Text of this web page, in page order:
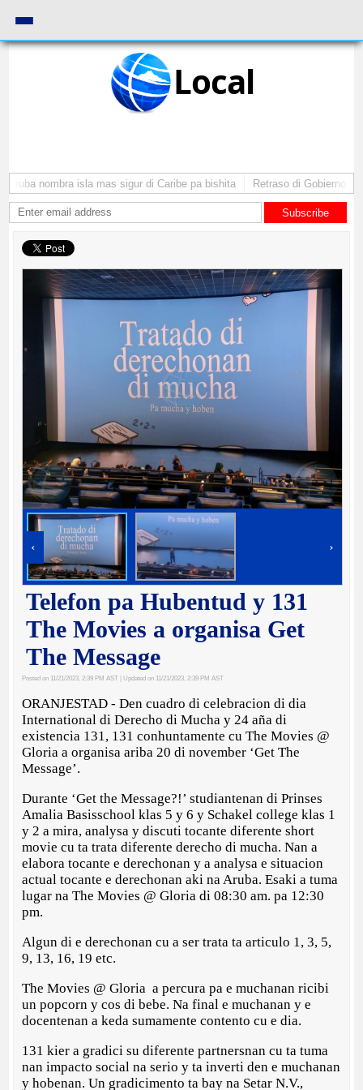
Local
nombra isla mas sigur di Caribe pa bishita Retraso di Gobierno ta
Subscribe
‹ ›
Telefon pa Hubentud y 131
The Movies a organisa Get
The Message
Posted on 11/21/2023, 2:39 PM AST | Updated on 11/21/2023, 2:39 PM AST
ORANJESTAD - Den cuadro di celebracion di dia
International di Derecho di Mucha y 24 aña di
existencia 131, 131 conhuntamente cu The Movies @
Gloria a organisa ariba 20 di november ‘Get The
Message’.
Durante ‘Get the Message?!’ studiantenan di Prinses
Amalia Basisschool klas 5 y 6 y Schakel college klas 1
y 2 a mira, analysa y discuti tocante diferente short
movie cu ta trata diferente derecho di mucha. Nan a
elabora tocante e derechonan y a analysa e situacion
actual tocante e derechonan aki na Aruba. Esaki a tuma
lugar na The Movies @ Gloria di 08:30 am. pa 12:30
pm.
Algun di e derechonan cu a ser trata ta articulo 1, 3, 5,
9, 13, 16, 19 etc.
The Movies @ Gloria a percura pa e muchanan ricibi
un popcorn y cos di bebe. Na final e muchanan y e
docentenan a keda sumamente contento cu e dia.
131 kier a gradici su diferente partnersnan cu ta tuma
nan impacto social na serio y ta inverti den e muchanan
y hobenan. Un gradicimento ta bay na Setar N.V.,